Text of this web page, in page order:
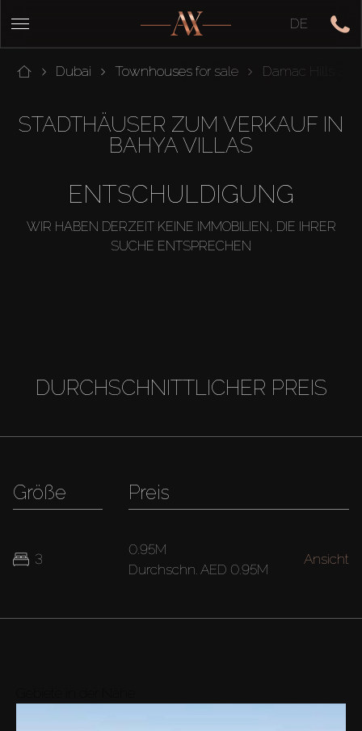
DE
Dubai Townhouses for sale Damac Hills 2
STADTHÄUSER ZUM VERKAUF IN
BAHYA VILLAS
ENTSCHULDIGUNG
WIR HABEN DERZEIT KEINE IMMOBILIEN, DIE IHRER
SUCHE ENTSPRECHEN
DURCHSCHNITTLICHER PREIS
Größe
3
Preis
0.95M
Durchschn. AED 0.95M
Ansicht